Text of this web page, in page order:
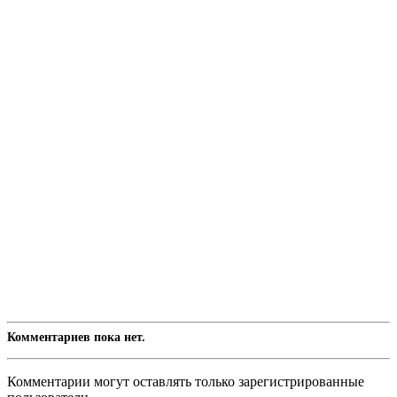
Комментариев пока нет.
Комментарии могут оставлять только зарегистрированные